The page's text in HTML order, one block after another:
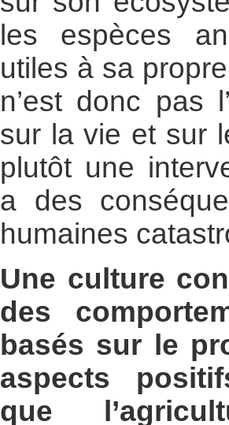
les espèces
utiles à sa
n’est donc pas
sur la vie et sur
plutôt une
a des
humaines
Une culture
des
basés sur le
aspects
que